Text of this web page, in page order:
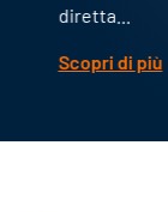
diretta...
Scopri di più